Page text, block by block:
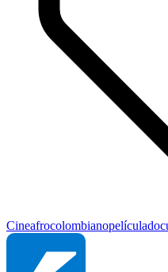
Cineafrocolombianopelícula